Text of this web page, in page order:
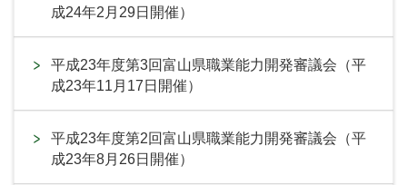
成24年2月29日開催）
平成23年度第3回富山県職業能力開発審議会（平
成23年11月17日開催）
平成23年度第2回富山県職業能力開発審議会（平
成23年8月26日開催）